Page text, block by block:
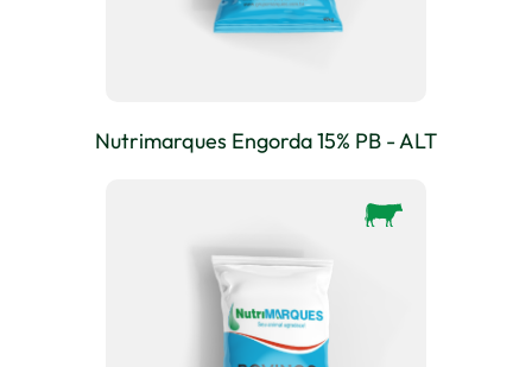
Nutrimarques Engorda 15% PB - ALT